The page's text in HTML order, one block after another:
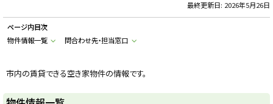
k
a
d
u
k
g
最終更新日: 2026年5月26日
ページ内目次
物件情報一覧
問合わせ先・担当窓口
市内の賃貸できる空き家物件の情報です。